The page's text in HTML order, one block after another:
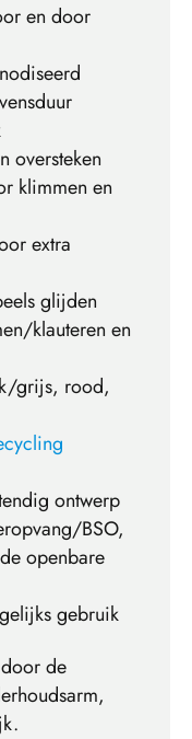
en door
oversteken
klimmen en
extra
glijden
klauteren en
grijs, rood,
ontwerp
BSO,
openbare
gebruik
de